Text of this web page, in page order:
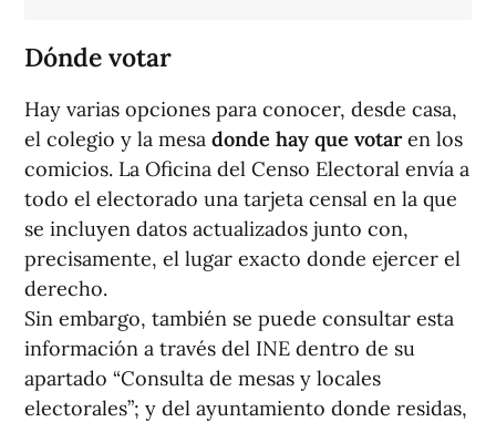
Dónde votar
Hay varias opciones para conocer, desde casa,
el colegio y la mesa donde hay que votaren los
comicios. La Oficina del Censo Electoral envía a
todo el electorado una tarjeta censal en la que
se incluyen datos actualizados junto con,
precisamente, el lugar exacto donde ejercer el
derecho.
Sin embargo, también se puede consultar esta
información a través del INE dentro de su
apartado “Consulta de mesas y locales
electorales”; y del ayuntamiento donde residas,